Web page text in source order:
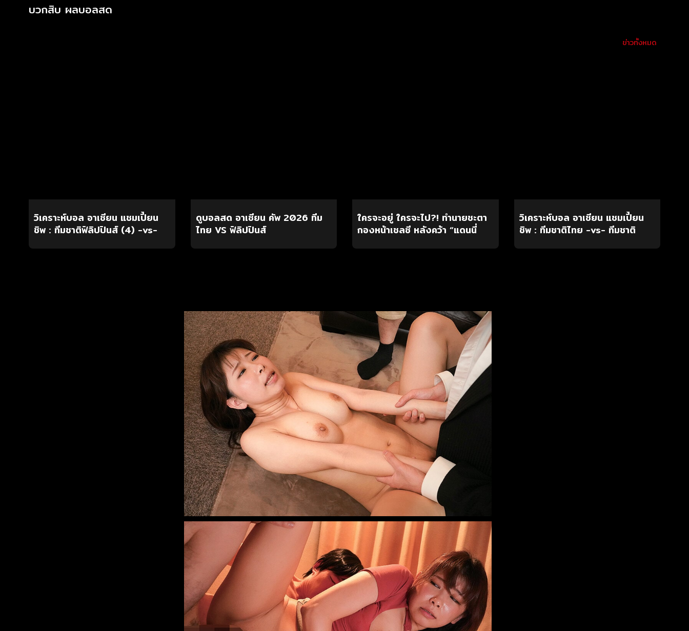
บวกสิบ ผลบอลสด
ข่าวทั้งหมด
วิเคราะห์บอล อาเซียน แชมเปี้ยน
ชิพ : ทีมชาติฟิลิปปินส์ (4) -vs-
ดูบอลสด อาเซียน คัพ 2026 ทีม
ไทย VS ฟิลิปปินส์
ใครจะอยู่ ใครจะไป?! ทำนายชะตา
กองหน้าเชลซี หลังคว้า “แดนนี่
วิเคราะห์บอล อาเซียน แชมเปี้ยน
ชิพ : ทีมชาติไทย -vs- ทีมชาติ